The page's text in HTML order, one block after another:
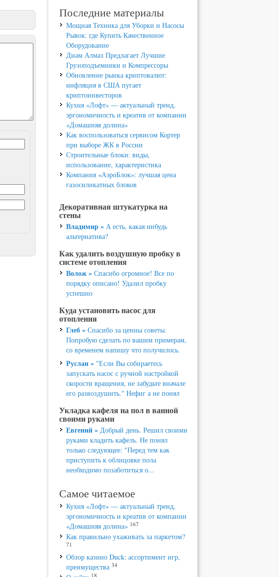
Последние материалы
Мощная Техника для Уборки и Насосы
Рывок: где Купить Качественное
Оборудование
Диам Алмаз Предлагает Лучшие
Грузоподъемники и Компрессоры
Обновление рынка криптовалют:
инфляция в США пугает
криптоинвесторов
Кухня «Лофт» — актуальный тренд,
эргономичность и креатив от компании
«Домашняя долина»
Как воспользоваться сервисом Кортер
при выборе ЖК в России
Строительные блоки: виды,
использование, характеристика
Компания «АэроБлок»: лучшая цена
газосиликатных блоков
Декоративная штукатурка на
стены
Владимир »А есть, какая нибудь
альтернатива?
Как удалить воздушную пробку в
системе отопления
Волож »Спасибо огромное! Все по
порядку описано! Удалил пробку
успешно
Куда установить насос для
отопления
Глеб »Спасибо за ценны советы.
Попробую сделать по вашим примерам,
со временем напишу что получилось.
Руслан »"Если Вы собираетесь
запускать насос с ручной настройкой
скорости вращения, не забудьте вначале
его развоздушить." Нефиг а не понял
Укладка кафеля на пол в ванной
своими руками
Евгений »Добрый день. Решил своими
руками кладить кафель. Не понял
только следующее: "Перед тем как
приступить к облицовке пола
необходимо позаботиться о...
Самое читаемое
Кухня «Лофт» — актуальный тренд,
эргономичность и креатив от компании
«Домашняя долина» 167
Как правильно ухаживать за паркетом?
71
Обзор казино Duck: ассортимент игр,
преимущества 34
18